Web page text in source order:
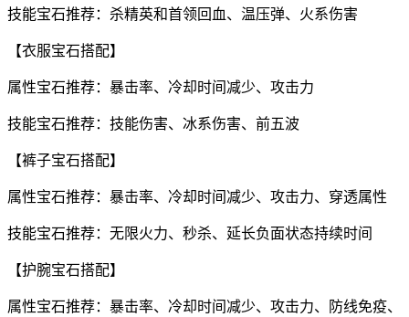
技能宝石推荐：杀精英和首领回血、温压弹、火系伤害
【衣服宝石搭配】
属性宝石推荐：暴击率、冷却时间减少、攻击力
技能宝石推荐：技能伤害、冰系伤害、前五波
【裤子宝石搭配】
属性宝石推荐：暴击率、冷却时间减少、攻击力、穿透属性
技能宝石推荐：无限火力、秒杀、延长负面状态持续时间
【护腕宝石搭配】
属性宝石推荐：暴击率、冷却时间减少、攻击力、防线免疫、